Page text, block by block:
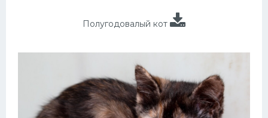
Полугодовалый кот